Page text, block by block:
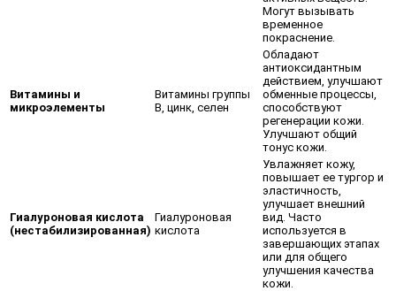
Могут вызывать
временное
покраснение.
Витамины и
микроэлементы
Витамины группы
В, цинк, селен
Обладают
антиоксидантным
действием, улучшают
обменные процессы,
способствуют
регенерации кожи.
Улучшают общий
тонус кожи.
Гиалуроновая кислота
(нестабилизированная)
Гиалуроновая
кислота
Увлажняет кожу,
повышает ее тургор и
эластичность,
улучшает внешний
вид. Часто
используется в
завершающих этапах
или для общего
улучшения качества
кожи.